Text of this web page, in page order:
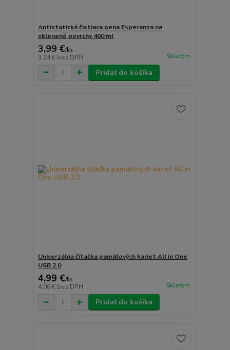
Antistatická čistiaca pena Esperanza na
sklenené povrchy 400 ml
3,99 €/ks
3,24 € bez DPH Skladom
Pridať do košíka
Univerzálna čítačka pamäťových kariet All in One
USB 2.0
4,99 €/ks
4,06 € bez DPH Skladom
Pridať do košíka